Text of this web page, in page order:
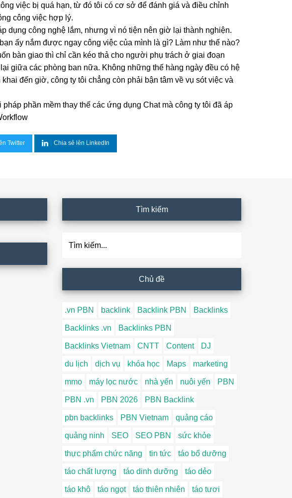
việc bị quá hạn, từ đó tôi có cơ sở để đánh giá và điều chỉnh
công việc hợp lý.
dụng công nghệ lắm, nhưng vì nó tiện nên giờ lại thành nghiện.
ấy nắm được ngay công việc của mình là gì? Làm như thế nào?
bàn giao thì chỉ cần kéo thả cho người phụ trách ở giai đoạn
giữa các phòng ban nữa. Không những thế hàng ngày đều có hệ
đến giờ, công ty tôi chẳng còn phải bận tâm về vụ sót việc và
phần mềm thay thế các ứng dụng Chat mà công ty tôi đã áp
Twitter Chia sẻ lên LinkedIn
Tìm kiếm
Chủ đề
.vn PBN backlink Backlink PBN Backlinks
Backlinks .vn Backlinks PBN
Backlinks Vietnam CNTT Content DJ
du lịch dịch vụ khóa học Maps marketing
mmo máy lọc nước nhà yến nuôi yến PBN
PBN .vn PBN 2026 PBN Backlink
pbn backlinks PBN Vietnam quảng cáo
quảng ninh SEO SEO PBN sức khỏe
thực phẩm chức năng tin tức táo bổ dưỡng
táo chất lượng táo dinh dưỡng táo dẻo
táo khô táo ngọt táo thiên nhiên táo tươi